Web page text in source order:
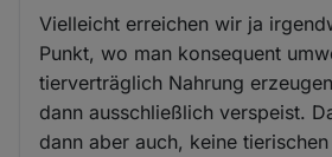
Vielleicht erreichen wir ja
Punkt, wo man konsequent
tierverträglich Nahrung
dann ausschließlich verspeist.
dann aber auch, keine